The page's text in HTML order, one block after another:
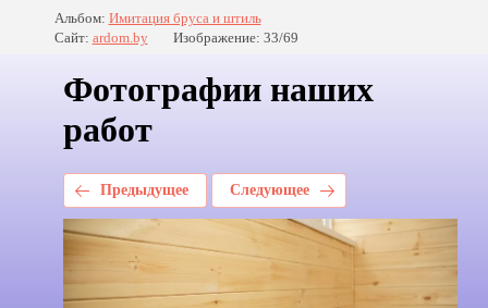
Альбом: Имитация бруса и штиль
Сайт: ardom.by Изображение: 33/69
Фотографии наших
работ
Предыдущее Следующее